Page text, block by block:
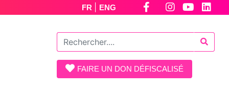
FR ENG
FAIRE UN DON DÉFISCALISÉ